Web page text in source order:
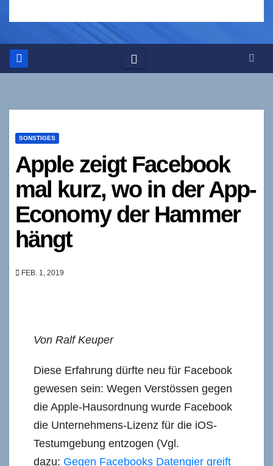
SONSTIGES
Apple zeigt Facebook
mal kurz, wo in der App-
Economy der Hammer
hängt
FEB. 1, 2019
Von Ralf Keuper
Diese Erfahrung dürfte neu für Facebook
gewesen sein: Wegen Verstössen gegen
die Apple-Hausordnung wurde Facebook
die Unternehmens-Lizenz für die iOS-
Testumgebung entzogen (Vgl.
dazu: Gegen Facebooks Datengier greift